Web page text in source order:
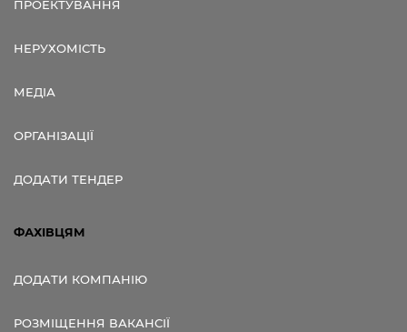
ПРОЕКТУВАННЯ
НЕРУХОМІСТЬ
МЕДІА
ОРГАНІЗАЦІЇ
ДОДАТИ ТЕНДЕР
ФАХІВЦЯМ
ДОДАТИ КОМПАНІЮ
РОЗМІЩЕННЯ ВАКАНСІЇ